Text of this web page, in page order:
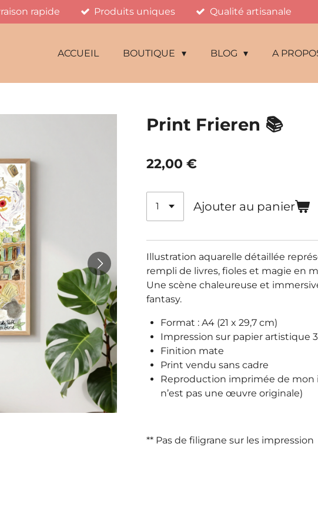
rapide Produits uniques Qualité artisanale
ACCUEIL BOUTIQUE BLOG A
Print Frieren 📚
22,00 €
Ajouter au panier
Illustration aquarelle détaillée
rempli de livres, fioles et magie en
Une scène chaleureuse et
fantasy.
Format : A4 (21 x 29,7 cm)
Impression sur papier artistique
Finition mate
Print vendu sans cadre
Reproduction imprimée de mon
n’est pas une œuvre originale)
** Pas de filigrane sur les impression